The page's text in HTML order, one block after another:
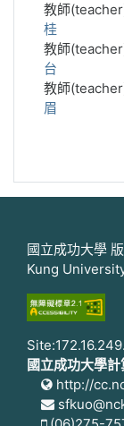
教師
桂
教師
台
教師
眉
國立成功大學
Kung
國立成功大學
http://